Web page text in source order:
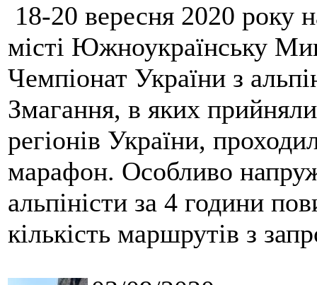
18-20 вересня 2020 року
місті Южноукраїнську
Чемпіонат України з
Змагання, в яких
регіонів України,
марафон. Особливо
альпіністи за 4 години
кількість маршрутів з